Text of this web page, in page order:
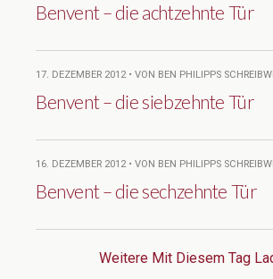
Benvent – die achtzehnte Tür
17. DEZEMBER 2012 • VON BEN PHILIPPS
Benvent – die siebzehnte Tür
16. DEZEMBER 2012 • VON BEN PHILIPPS
Benvent – die sechzehnte Tür
Weitere Mit Diesem Tag